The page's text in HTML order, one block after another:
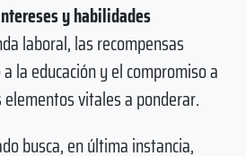
y habilidades
laboral, las recompensas
la educación y el compromiso a
vitales a ponderar.
busca, en última instancia,